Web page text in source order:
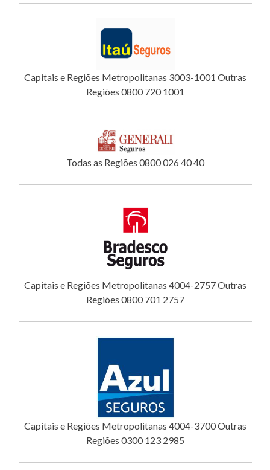
Capitais e Regiões Metropolitanas 3003-1001 Outras
Regiões 0800 720 1001
Todas as Regiões 0800 026 40 40
Capitais e Regiões Metropolitanas 4004-2757 Outras
Regiões 0800 701 2757
Capitais e Regiões Metropolitanas 4004-3700 Outras
Regiões 0300 123 2985